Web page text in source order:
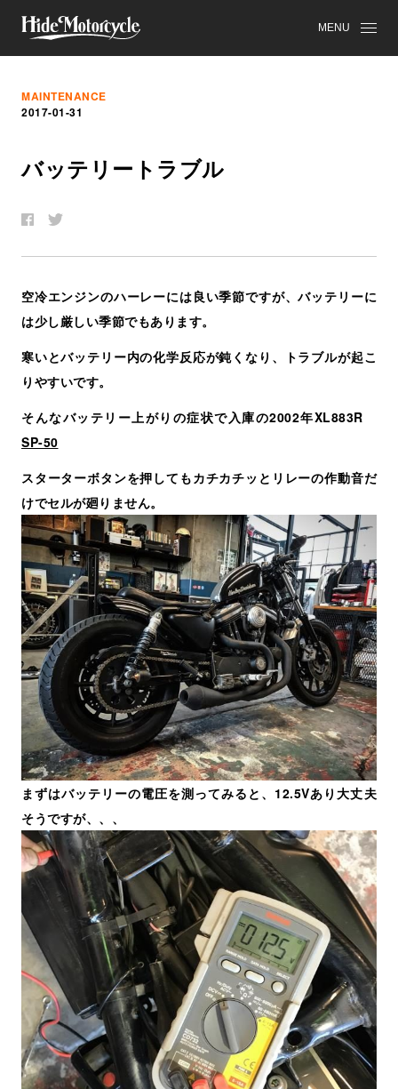
MENU
MAINTENANCE
2017-01-31
バッテ リ ー ト ラ ブル
空冷エンジンのハーレーには良い季節ですが、バッテリーに
は少し厳しい季節でもあります。
寒いとバッテリー内の化学反応が鈍くなり、トラブルが起こ
りやすいです。
そんなバッテリー上がりの症状で入庫の2002年XL883R
SP-50
スターターボタンを押してもカチカチッとリレーの作動音だ
けでセルが廻りません。
まずはバッテリーの電圧を測ってみると、12.5Vあり大丈夫
そうですが、、、